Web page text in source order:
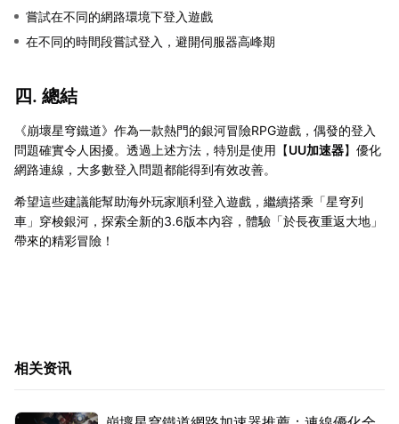
嘗試在不同的網路環境下登入遊戲
在不同的時間段嘗試登入，避開伺服器高峰期
四. 總結
《崩壞星穹鐵道》作為一款熱門的銀河冒險RPG遊戲，偶發的登入
問題確實令人困擾。透過上述方法，特別是使用【UU加速器】優化
網路連線，大多數登入問題都能得到有效改善。
希望這些建議能幫助海外玩家順利登入遊戲，繼續搭乘「星穹列
車」穿梭銀河，探索全新的3.6版本內容，體驗「於長夜重返大地」
帶來的精彩冒險！
相关资讯